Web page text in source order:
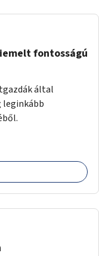
fontosságú
által
leginkább